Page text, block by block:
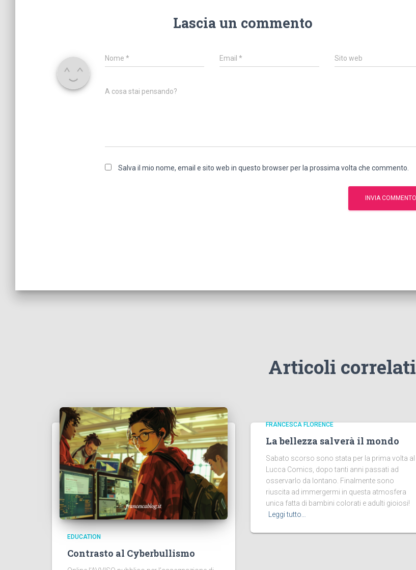
Lascia un commento
Nome * Email* Sito web
A cosa stai pensando?
Salva il mio nome, email e sito web in questo browser per la prossima volta che commento.
Articoli correlati
EDUCATION
Contrasto al Cyberbullismo
FRANCESCA FLORENCE
La bellezza salverà il mondo
Sabato scorso sono stata per la prima volta al
Lucca Comics, dopo tanti anni passati ad
osservarlo da lontano. Finalmente sono
riuscita ad immergermi in questa atmosfera
unica fatta di bambini colorati e adulti gioiosi!
Leggi tutto…